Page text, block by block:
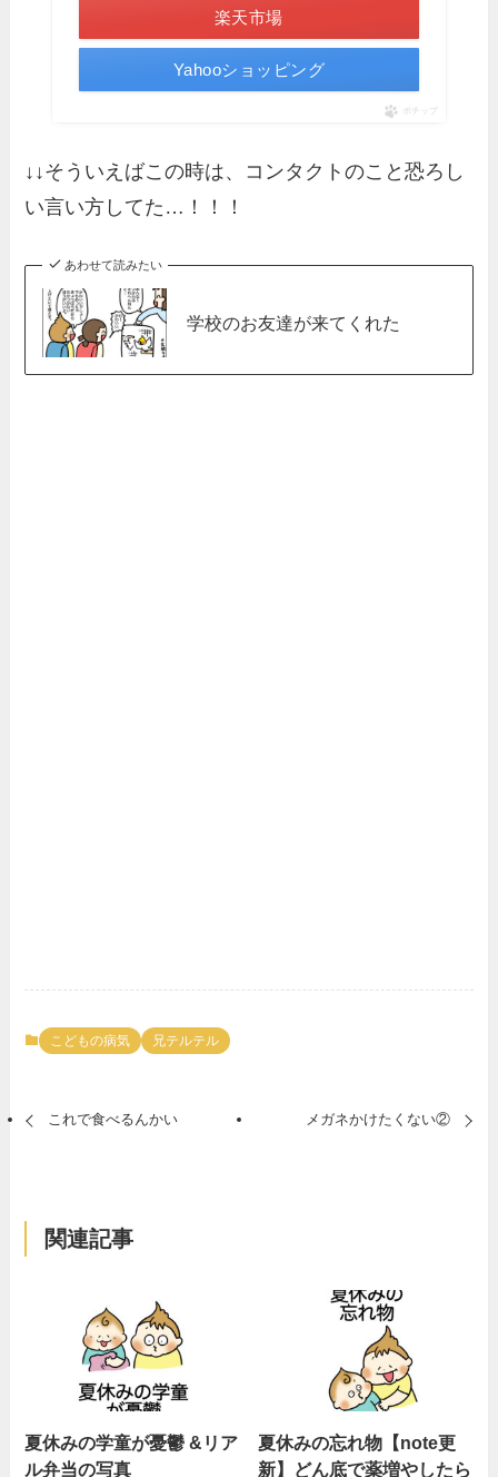
楽天市場
Yahooショッピング
ポチップ
↓↓そういえばこの時は、コンタクトのこと恐ろし
い言い方してた…！！！
あわせて読みたい
学校のお友達が来てくれた
こどもの病気 兄テルテル
これで食べるんかい メガネかけたくない②
関連記事
夏休みの学童が憂鬱 &リア
ル弁当の写真
夏休みの忘れ物【note更
新】どん底で薬増やしたら